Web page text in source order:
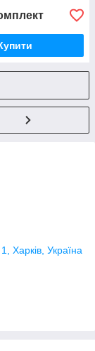
Харків, Україна